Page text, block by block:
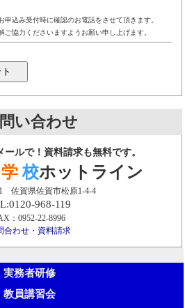
込み受付時に確認のお電話をさせて頂きます。
協力くださいますようお願い申し上げます。
い合わせ
ルで！資料請求も無料です。
学 校ホットライン
佐賀県佐賀市松原1-4-4
968-119
：0952-22-8996
合わせ・資料請求
実務者研修
教員講習会